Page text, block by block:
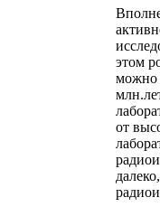
этом
можно
от